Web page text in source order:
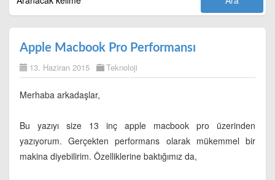
Apple Macbook Pro Performansı
13. Haziran 2015 Teknoloji
Merhaba arkadaşlar,
Bu yazıyı size 13 inç apple macbook pro üzerinden
yazıyorum. Gerçekten performans olarak mükemmel bir
makina diyebilirim. Özelliklerine baktığımız da,